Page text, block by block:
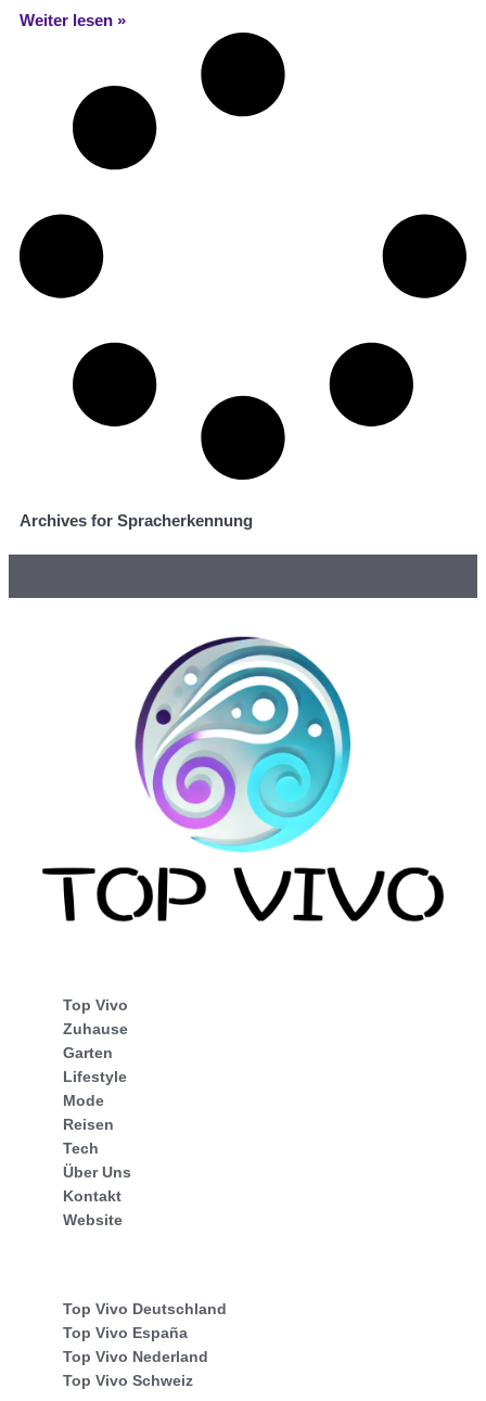
Weiter lesen »
Archives for Spracherkennung
Top Vivo
Zuhause
Garten
Lifestyle
Mode
Reisen
Tech
Über Uns
Kontakt
Website
Top Vivo Deutschland
Top Vivo España
Top Vivo Nederland
Top Vivo Schweiz